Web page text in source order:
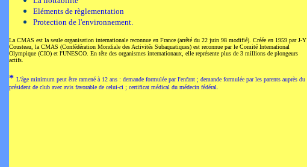
Eléments de règlementation
Protection de l'environnement.
La CMAS est la seule organisation internationale reconnue en France (arrêté du 22 juin 98 modifié). Créée en 1959 par J-Y
Cousteau, la CMAS (Confédération Mondiale des Activités Subaquatiques) est reconnue par le Comité International
Olympique (CIO) et l'UNESCO. En tête des organismes internationaux, elle représente plus de 3 millions de plongeurs
actifs.
* L'âge minimum peut être ramené à 12 ans : demande formulée par l'enfant ; demande formulée par les parents auprès du
président de club avec avis favorable de celui-ci ; certificat médical du médecin fédéral.